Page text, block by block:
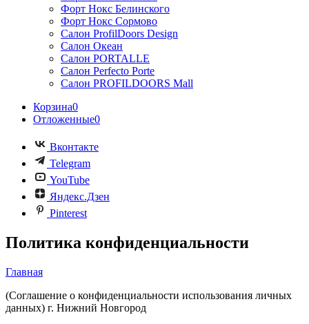
Форт Нокс Белинского
Форт Нокс Сормово
Салон ProfilDoors Design
Салон Океан
Салон PORTALLE
Салон Perfecto Portе
Салон PROFILDOORS Mall
Корзина0
Отложенные0
Вконтакте
Telegram
YouTube
Яндекс.Дзен
Pinterest
Политика конфиденциальности
Главная
(Соглашение о конфиденциальности использования личных
данных) г. Нижний Новгород